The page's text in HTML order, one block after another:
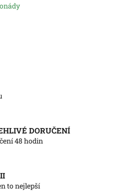
DORUČENÍ
48 hodin
to nejlepší